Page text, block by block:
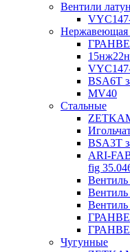
Вентили
Нержавеющая
BSA6T
MV40
Стальные
BSA3T
ARI-
fig
Чугунные